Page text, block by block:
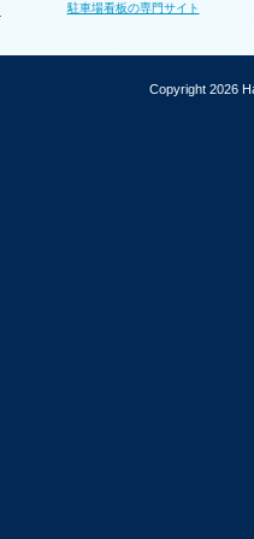
駐車場看板の専門サイト
Copyright 2026